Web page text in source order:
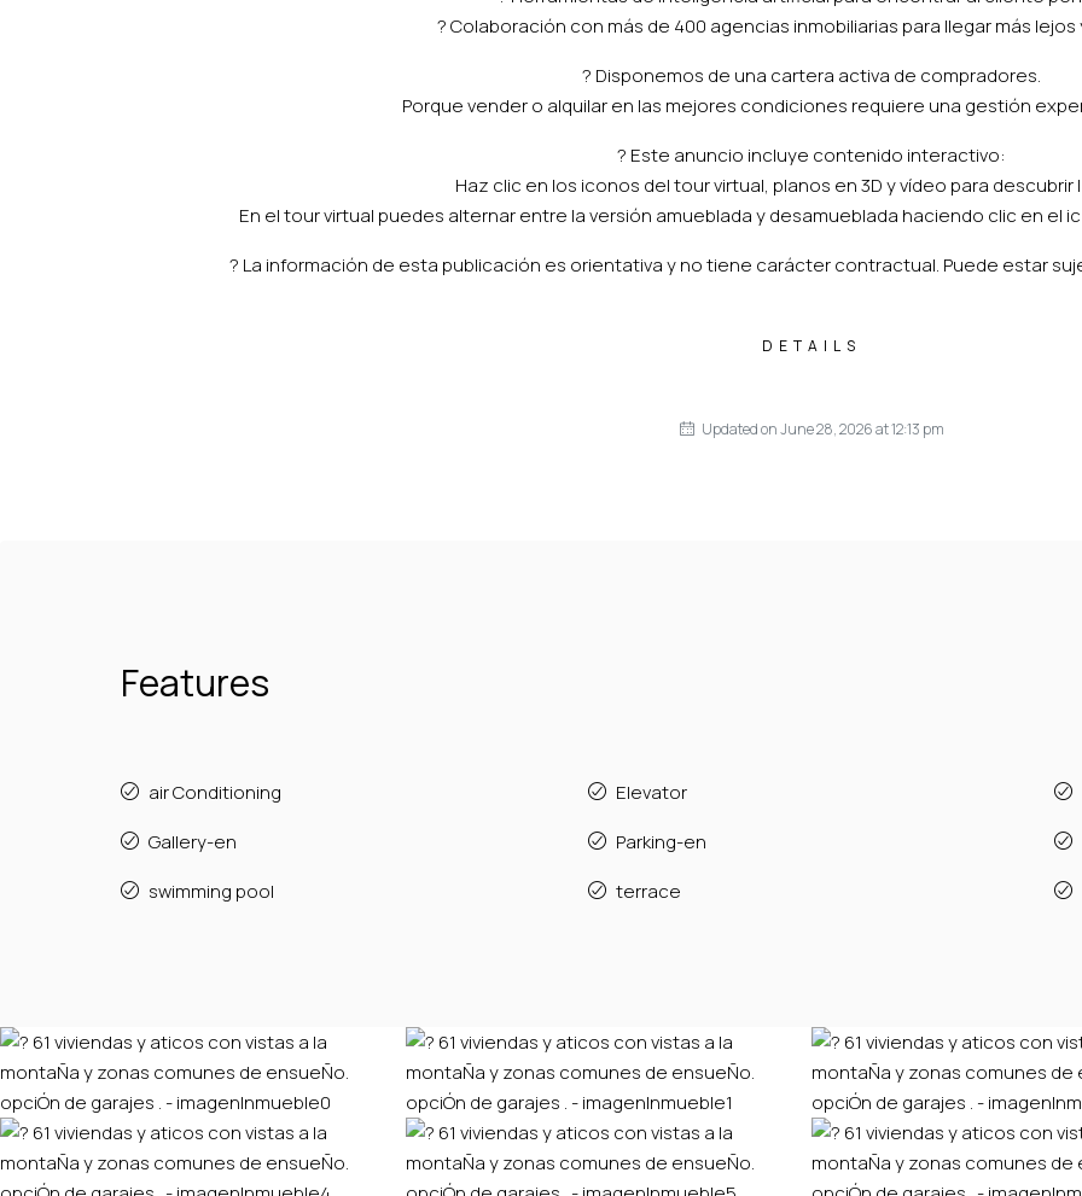
? Colaboración con más de 400 agencias inmobiliarias para llegar más lejos
? Disponemos de una cartera activa de compradores.
Porque vender o alquilar en las mejores condiciones requiere una gestión
? Este anuncio incluye contenido interactivo:
Haz clic en los iconos del tour virtual, planos en 3D y vídeo para descubrir
En el tour virtual puedes alternar entre la versión amueblada y desamueblada haciendo clic en el
? La información de esta publicación es orientativa y no tiene carácter contractual. Puede estar
DETAILS
Updated on June 28, 2026 at 12:13 pm
Features
air Conditioning
Elevator
Gallery-en
Parking-en
swimming pool
terrace